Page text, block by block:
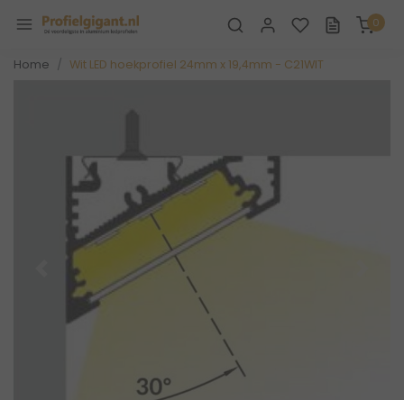
0
Home Wit LED hoekprofiel 24mm x 19,4mm - C21WIT
Vorige